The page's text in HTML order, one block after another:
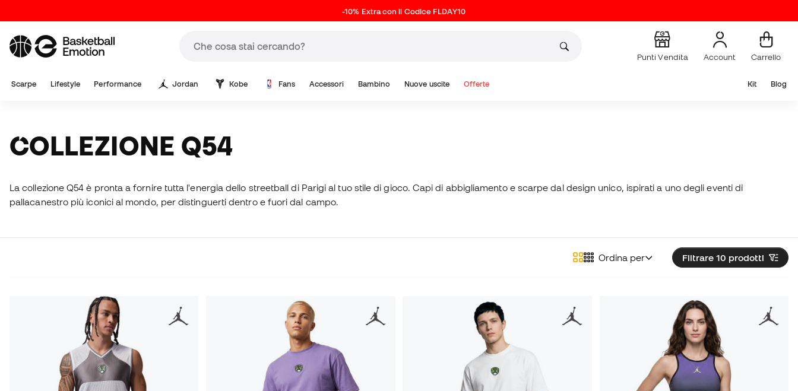
-10% Extra con il Codice FLDAY10
Punti Vendita Account Carrello
Scarpe Lifestyle Performance Jordan Kobe Fans Accessori Bambino Nuove uscite Offerte Kit Blog
COLLEZIONE Q54
La collezione Q54 è pronta a fornire tutta l'energia dello streetball di Parigi al tuo stile di gioco. Capi di abbigliamento e scarpe dal design unico, ispirati a uno degli eventi di
pallacanestro più iconici al mondo, per distinguerti dentro e fuori dal campo.
Filtrare 10 prodotti
Ordina per